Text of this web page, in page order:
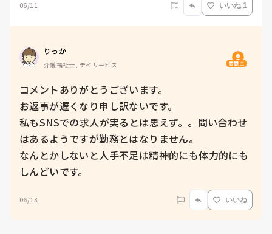
06/11 いいね 1
りっか
介護福祉士, デイサービス 質問主
コメントありがとうございます。
お返事が遅くなり申し訳ないです。
私もSNSでの求人が実るとは思えず。。問い合わせ
はあるようですが勤務とはなりません。
なんとかしないと人手不足は精神的にも体力的にも
しんどいです。
06/13 いいね